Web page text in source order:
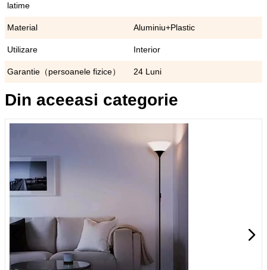
latime
Material Aluminiu+Plastic
Utilizare Interior
Garantie（persoanele fizice） 24 Luni
Din aceeasi categorie